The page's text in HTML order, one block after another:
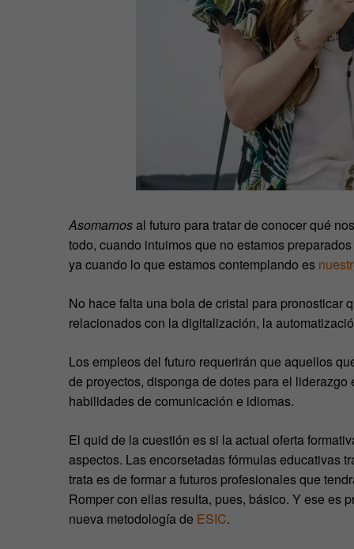
Asomarnosal futuro para tratar de conocer qué
todo, cuando intuimos que no estamos
ya cuando lo que estamos contemplando es
No hace falta una bola de cristal para pronosticar
relacionados con la digitalización, la
Los empleos del futuro requerirán que aquellos
de proyectos, disponga de dotes para el
habilidades de comunicación e idiomas.
El quid de la cuestión es si la actual oferta
aspectos. Las encorsetadas fórmulas educativas
trata es de formar a futuros profesionales que
Romper con ellas resulta, pues, básico. Y ese es
nueva metodología de ESIC.